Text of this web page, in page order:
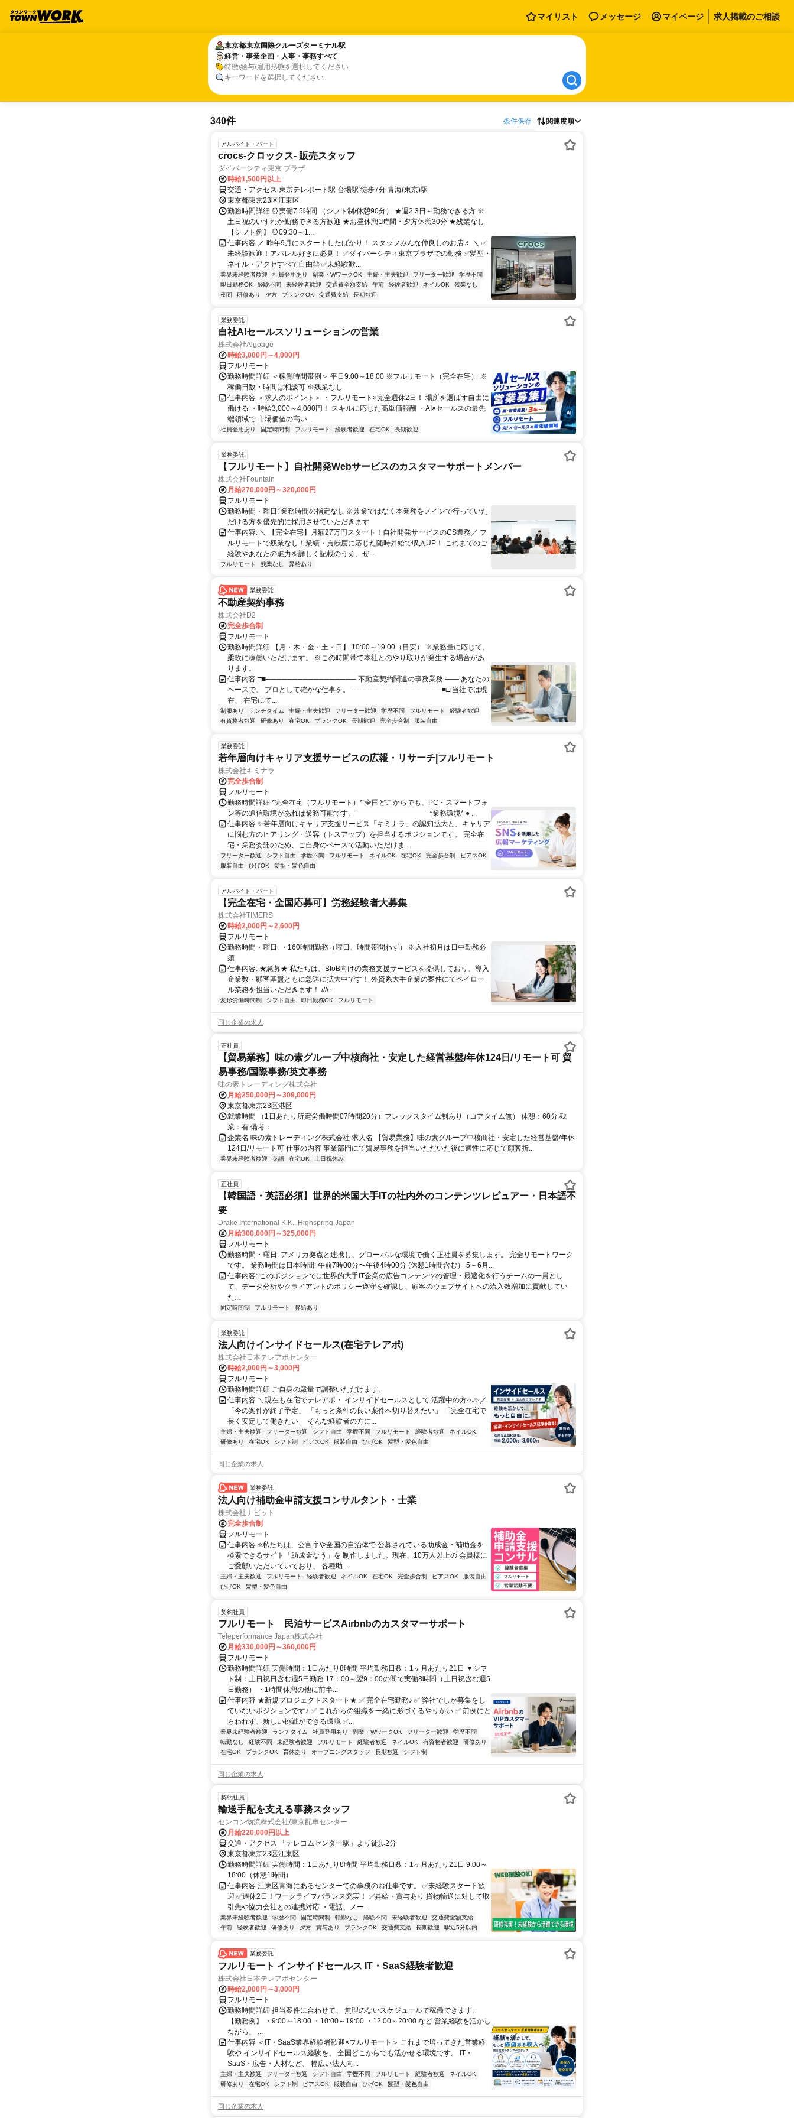
マイリスト メッセージ マイページ 求人掲載のご相談
東京都東京国際クルーズターミナル駅
経営・事業企画・人事・事務すべて
特徴/給与/雇用形態を選択してください
キーワードを選択してください
東京都東京国際クルーズターミナル駅
経営・事業企画・人事・事務すべて
340件 条件保存 関連度順
アルバイト・パート
crocs-クロックス- 販売スタッフ
ダイバーシティ東京 プラザ
時給1,500円以上
交通・アクセス 東京テレポート駅 台場駅 徒歩7分 青海(東京)駅
東京都東京23区江東区
勤務時間詳細 ⏰実働7.5時間 （シフト制/休憩90分） ★週2.3日～勤務できる方 ※
土日祝のいずれか勤務できる方歓迎 ★お昼休憩1時間・夕方休憩30分 ★残業なし
【シフト例】 ⏰09:30～1...
仕事内容 ／ 昨年9月にスタートしたばかり！ スタッフみんな仲良しのお店♬ ＼ ✅
未経験歓迎！アパレル好きに必見！ ✅ダイバーシティ東京プラザでの勤務 ✅髪型・
ネイル・アクセすべて自由◎ ✅未経験歓...
業界未経験者歓迎 社員登用あり 副業・WワークOK 主婦・主夫歓迎 フリーター歓迎
学歴不問
即日勤務OK
経験不問 未経験者歓迎 交通費全額支給 午前 経験者歓迎 ネイルOK
残業なし
夜間
研修あり 夕方 ブランクOK 交通費支給 長期歓迎
業務委託
自社AIセールスソリューションの営業
株式会社Algoage
時給3,000円～4,000円
フルリモート
勤務時間詳細 ＜稼働時間帯例＞ 平日9:00～18:00 ※フルリモート（完全在宅） ※
稼働日数・時間は相談可 ※残業なし
仕事内容 ＜求人のポイント＞ ・フルリモート×完全週休2日！ 場所を選ばず自由に
働ける ・時給3,000～4,000円！ スキルに応じた高単価報酬 ・AI×セールスの最先
端領域で 市場価値の高い...
社員登用あり 固定時間制 フルリモート 経験者歓迎 在宅OK 長期歓迎
業務委託
【フルリモート】自社開発Webサービスのカスタマーサポートメンバー
株式会社Fountain
月給270,000円～320,000円
フルリモート
勤務時間・曜日: 業務時間の指定なし ※兼業ではなく本業務をメインで行っていた
だける方を優先的に採用させていただきます
仕事内容: ＼ 【完全在宅】月額27万円スタート！自社開発サービスのCS業務／ フ
ルリモートで残業なし！業績・貢献度に応じた随時昇給で収入UP！ これまでのご
経験やあなたの魅力を詳しく記載のうえ、ぜ...
フルリモート 残業なし 昇給あり
業務委託
不動産契約事務
株式会社D2
完全歩合制
フルリモート
勤務時間詳細 【月・木・金・土・日】 10:00～19:00（目安） ※業務量に応じて、
柔軟に稼働いただけます。 ※この時間帯で本社とのやり取りが発生する場合があ
ります。
仕事内容 □■───────────────── 不動産契約関連の事務業務 ―― あなたの
ペースで、 プロとして確かな仕事を。 ─────────────────■□ 当社では現
在、 在宅にて...
制服あり ランチタイム 主婦・主夫歓迎 フリーター歓迎 学歴不問 フルリモート
経験者歓迎
有資格者歓迎
研修あり 在宅OK ブランクOK 長期歓迎 完全歩合制 服装自由
業務委託
若年層向けキャリア支援サービスの広報・リサーチ|フルリモート
株式会社キミナラ
完全歩合制
フルリモート
勤務時間詳細 *完全在宅（フルリモート）* 全国どこからでも、PC・スマートフォ
ン等の通信環境があれば業務可能です。 ‾‾‾‾‾‾‾‾‾‾‾‾‾‾‾‾‾‾‾‾‾‾‾‾‾‾‾‾‾‾ *業務環境* ● ...
仕事内容 ✨若年層向けキャリア支援サービス「キミナラ」の認知拡大と、キャリア
に悩む方のヒアリング・送客（トスアップ）を担当するポジションです。 完全在
宅・業務委託のため、ご自身のペースで活動いただけま...
フリーター歓迎 シフト自由 学歴不問 フルリモート ネイルOK 在宅OK 完全歩合制
ピアスOK
服装自由
ひげOK 髪型・髪色自由
アルバイト・パート
【完全在宅・全国応募可】労務経験者大募集
株式会社TIMERS
時給2,000円～2,600円
フルリモート
勤務時間・曜日: ・160時間勤務（曜日、時間帯問わず） ※入社初月は日中勤務必
須
仕事内容: ★急募★ 私たちは、BtoB向けの業務支援サービスを提供しており、導入
企業数・顧客基盤ともに急速に拡大中です！ 外資系大手企業の案件にてペイロー
ル業務を担当いただきます！ ////...
変形労働時間制 シフト自由 即日勤務OK フルリモート
同じ企業の求人
正社員
【貿易業務】味の素グループ中核商社・安定した経営基盤/年休124日/リモート可 貿
易事務/国際事務/英文事務
味の素トレーディング株式会社
月給250,000円～309,000円
東京都東京23区港区
就業時間 （1日あたり所定労働時間07時間20分）フレックスタイム制あり（コアタイム無） 休憩：60分 残
業：有 備考：
企業名 味の素トレーディング株式会社 求人名 【貿易業務】味の素グループ中核商社・安定した経営基盤/年休
124日/リモート可 仕事の内容 事業部門にて貿易事務を担当いただいた後に適性に応じて顧客折...
業界未経験者歓迎 英語 在宅OK 土日祝休み
正社員
【韓国語・英語必須】世界的米国大手ITの社内外のコンテンツレビュアー・日本語不
要
Drake International K.K., Highspring Japan
月給300,000円～325,000円
フルリモート
勤務時間・曜日: アメリカ拠点と連携し、グローバルな環境で働く正社員を募集します。 完全リモートワーク
です。 業務時間は日本時間: 午前7時00分〜午後4時00分 (休憩1時間含む） 5－6月...
仕事内容: このポジションでは世界的大手IT企業の広告コンテンツの管理・最適化を行うチームの一員とし
て、データ分析やクライアントのポリシー遵守を確認し、顧客のウェブサイトへの流入数増加に貢献してい
た...
固定時間制 フルリモート 昇給あり
業務委託
法人向けインサイドセールス(在宅テレアポ)
株式会社日本テレアポセンター
時給2,000円～3,000円
フルリモート
勤務時間詳細 ご自身の裁量で調整いただけます。
仕事内容 ＼現在も在宅でテレアポ・ インサイドセールスとして 活躍中の方へ✨／
「今の案件が終了予定」 「もっと条件の良い案件へ切り替えたい」 「完全在宅で
長く安定して働きたい」 そんな経験者の方に...
主婦・主夫歓迎 フリーター歓迎 シフト自由 学歴不問 フルリモート 経験者歓迎
ネイルOK
研修あり
在宅OK シフト制 ピアスOK 服装自由 ひげOK 髪型・髪色自由
同じ企業の求人
業務委託
法人向け補助金申請支援コンサルタント・士業
株式会社ナビット
完全歩合制
フルリモート
仕事内容 ⭐私たちは、公官庁や全国の自治体で 公募されている助成金・補助金を
検索できるサイト「助成金なう」を 制作しました。現在、10万人以上の 会員様に
ご愛顧いただいていており、 各種助...
主婦・主夫歓迎 フルリモート 経験者歓迎 ネイルOK 在宅OK 完全歩合制 ピアスOK
服装自由
ひげOK
髪型・髪色自由
契約社員
フルリモート 民泊サービスAirbnbのカスタマーサポート
Teleperformance Japan株式会社
月給330,000円～360,000円
フルリモート
勤務時間詳細 実働時間：1日あたり8時間 平均勤務日数：1ヶ月あたり21日 ▼シフ
ト制：土日祝日含む週5日勤務 17：00～翌9：00の間で実働8時間（土日祝含む週5
日勤務） ・1時間休憩の他に前半...
仕事内容 ★新規プロジェクトスタート★ ✅ 完全在宅勤務♪ ✅ 弊社でしか募集をし
ていないポジションです♪ ✅ これからの組織を一緒に形づくるやりがい ✅ 前例にと
らわれず、新しい挑戦ができる環境 ✅...
業界未経験者歓迎 ランチタイム 社員登用あり 副業・WワークOK フリーター歓迎
学歴不問
転勤なし
経験不問 未経験者歓迎 フルリモート 経験者歓迎 ネイルOK 有資格者歓迎
研修あり
在宅OK
ブランクOK 育休あり オープニングスタッフ 長期歓迎 シフト制
同じ企業の求人
契約社員
輸送手配を支える事務スタッフ
センコン物流株式会社/東京配車センター
月給220,000円以上
交通・アクセス 「テレコムセンター駅」より徒歩2分
東京都東京23区江東区
勤務時間詳細 実働時間：1日あたり8時間 平均勤務日数：1ヶ月あたり21日 9:00～
18:00（休憩1時間）
仕事内容 江東区青海にあるセンターでの事務のお仕事です。 ✅未経験スタート歓
迎 ✅週休2日！ワークライフバランス充実！ ✅昇給・賞与あり 貨物輸送に対して取
引先や協力会社との連携対応 ・電話、メー...
業界未経験者歓迎 学歴不問 固定時間制 転勤なし 経験不問 未経験者歓迎
交通費全額支給
午前
経験者歓迎 研修あり 夕方 賞与あり ブランクOK 交通費支給 長期歓迎 駅近5分以内
業務委託
フルリモート インサイドセールス IT・SaaS経験者歓迎
株式会社日本テレアポセンター
時給2,000円～3,000円
フルリモート
勤務時間詳細 担当案件に合わせて、 無理のないスケジュールで稼働できます。
【勤務例】 ・9:00～18:00 ・10:00～19:00 ・12:00～20:00 など 営業経験を活かし
ながら、 ...
仕事内容 ＜IT・SaaS業界経験者歓迎×フルリモート＞ これまで培ってきた営業経
験や インサイドセールス経験を、 全国どこからでも活かせる環境です。 IT・
SaaS・広告・人材など、 幅広い法人向...
主婦・主夫歓迎 フリーター歓迎 シフト自由 学歴不問 フルリモート 経験者歓迎
ネイルOK
研修あり
在宅OK シフト制 ピアスOK 服装自由 ひげOK 髪型・髪色自由
同じ企業の求人